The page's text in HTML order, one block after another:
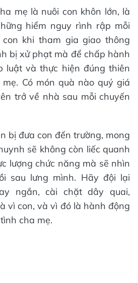
mẹ là nuôi con khôn lớn, là
hiểm nguy rình rập mỗi
khi tham gia giao thông
bị xử phạt mà để chấp hành
luật và thực hiện đúng thiên
Có món quà nào quý giá
trở về nhà sau mỗi chuyến
bị đưa con đến trường, mong
sẽ không còn liếc quanh
lượng chức năng mà sẽ nhìn
sau lưng mình. Hãy đội lại
ngắn, cài chặt dây quai,
vì con, và vì đó là hành động
cha mẹ.